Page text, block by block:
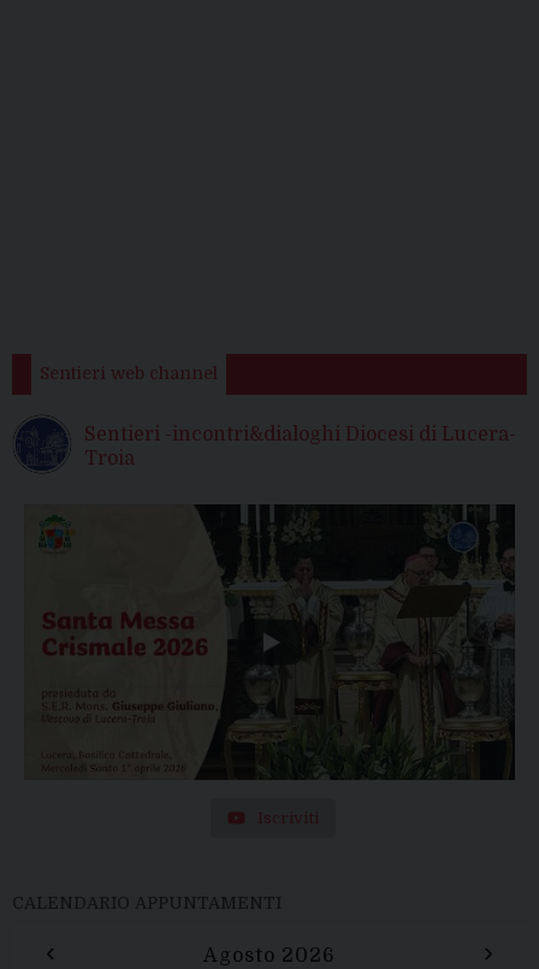
Sentieri web channel
Sentieri -incontri&dialoghi Diocesi di Lucera-
Troia
Iscriviti
CALENDARIO APPUNTAMENTI
‹ Agosto 2026 ›